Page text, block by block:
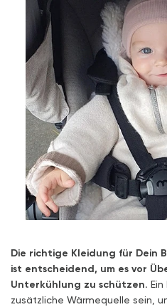
Die richtige Kleidung für Dein
ist entscheidend, um es vor
Unterkühlung zu schützen.
zusätzliche Wärmequelle sein,